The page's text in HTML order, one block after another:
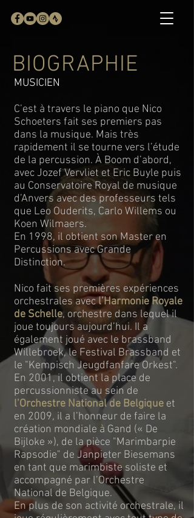
BIOGRAPHIE
MUSICIEN
C’est à travers le piano que Nico
Schoeters fait ses premiers pas
dans la musique. Mais très
rapidement il se tourne vers l’étude
de la percussion. À Boom d’abord,
avec Jozef Vervliet et Eric Buyle puis
au Conservatoire Royal de musique
d’Anvers avec des professeurs tels
que Leo Ouderits, Carlo Willems ou
Koen Wilmaers.
En 1998, il obtient son Master en
Percussions avec Grande
Distinction.​
Nico fait ses premières expériences
orchestrales avecl’Harmonie Royale
de Schelle, orchestre dans lequel il
joue toujours aujourd’hui. Il a
également joué avec le brassband
Willebroek, le Festival Brassband et
le "Kempisch Jeugdfanfare Orkest".
En 2001, il obtient la place de
percussionniste au sein de
l’Orchestre National de Belgique et
en 2009, il a l’honneur de faire la
création mondiale à Gand (« De
Bijloke »), de la pièce "Marimbarpie
Rapsodie" de Janpieter Biesemans
en tant que marimbiste soliste et
accompagné par l’Orchestre
National de Belgique.
En plus de son activité orchestrale, il